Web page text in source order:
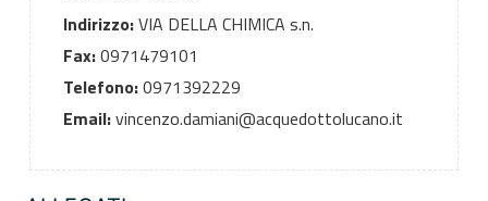
Indirizzo:VIA DELLA CHIMICA s.n.
Fax:0971479101
Telefono:0971392229
Email:vincenzo.damiani@acquedottolucano.it